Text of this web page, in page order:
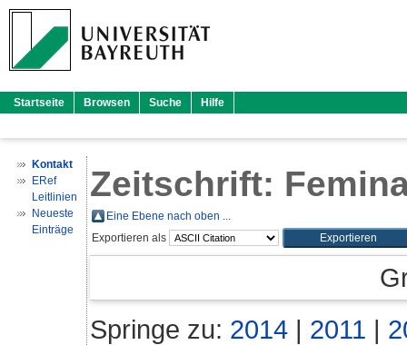
Startseite Browsen Suche Hilfe
Kontakt
ERef
Leitlinien
Neueste
Einträge
Zeitschrift:
Eine Ebene nach oben ...
Exportieren als
Springe zu: 2014 | 2011 |